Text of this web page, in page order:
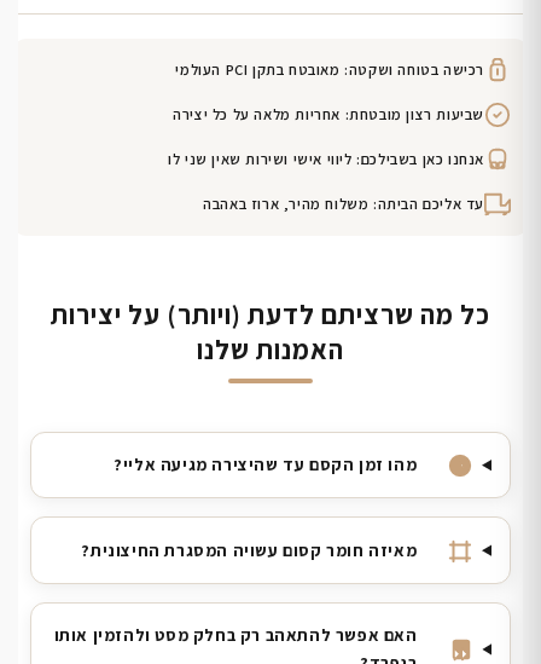
רכישה בטוחה ושקטה: מאובטח בתקן PCI העולמי
שביעות רצון מובטחת: אחריות מלאה על כל יצירה
אנחנו כאן בשבילכם: ליווי אישי ושירות שאין שני לו
עד אליכם הביתה: משלוח מהיר, ארוז באהבה
כל מה שרציתם לדעת (ויותר) על יצירות
האמנות שלנו
מהו זמן הקסם עד שהיצירה מגיעה אליי?
מאיזה חומר קסום עשויה המסגרת החיצונית?
האם אפשר להתאהב רק בחלק מסט ולהזמין אותו